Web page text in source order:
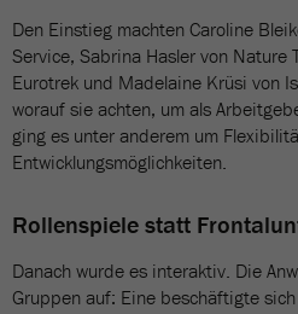
Den Einstieg machten Caroline
Service, Sabrina Hasler von Nature
Eurotrek und Madelaine Krüsi von
worauf sie achten, um als
ging es unter anderem um
Entwicklungsmöglichkeiten.
Rollenspiele statt
Danach wurde es interaktiv. Die
Gruppen auf: Eine beschäftigte